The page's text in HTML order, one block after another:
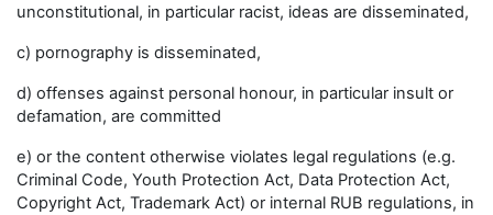
unconstitutional, in particular racist, ideas are disseminated,
c) pornography is disseminated,
d) offenses against personal honour, in particular insult or
defamation, are committed
e) or the content otherwise violates legal regulations (e.g.
Criminal Code, Youth Protection Act, Data Protection Act,
Copyright Act, Trademark Act) or internal RUB regulations, in